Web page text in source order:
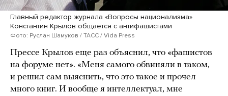
Главный редактор журнала «Вопросы национализма»
Константин Крылов общается с антифашистами
Фото: Руслан Шамуков / ТАСС / Vida Press
Прессе Крылов еще раз объяснил, что «фашистов
на форуме нет». «Меня самого обвиняли в таком,
и решил сам выяснить, что это такое и прочел
много книг. И вообще я интеллектуал, мне